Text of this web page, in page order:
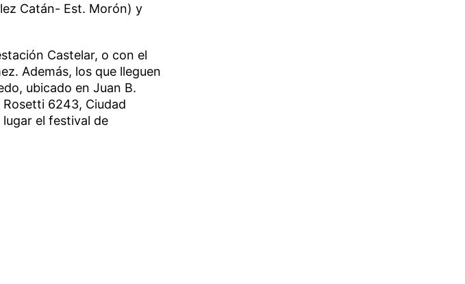
Catán- Est. Morón) y
Castelar, o con el
Además, los que lleguen
ubicado en Juan B.
6243, Ciudad
el festival de